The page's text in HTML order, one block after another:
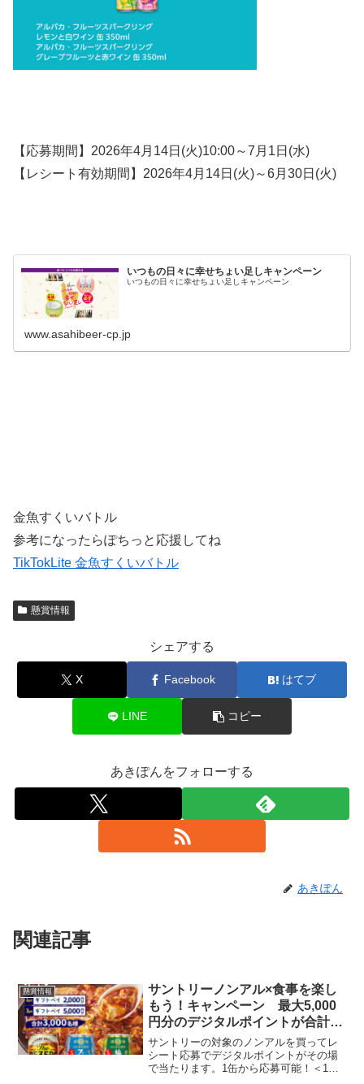
【応募期間】2026年4月14日(火)10:00～7月1日(水)
【レシート有効期間】2026年4月14日(火)～6月30日(火)
いつもの日々に幸せちょい足しキャンペーン
いつもの日々に幸せちょい足しキャンペーン
www.asahibeer-cp.jp
金魚すくいバトル
参考になったらぽちっと応援してね
TikTokLite 金魚すくいバトル
懸賞情報
シェアする
X Facebook はてブ
LINE コピー
あきぽんをフォローする
あきぽん
関連記事
懸賞情報
サントリーノンアル×食事を楽し
もう！キャンペーン 最大5,000
円分のデジタルポイントが合計
3000名に当たる
サントリーの対象のノンアルを買ってレ
シート応募でデジタルポイントがその場
で当たります。1缶から応募可能！＜1ポ